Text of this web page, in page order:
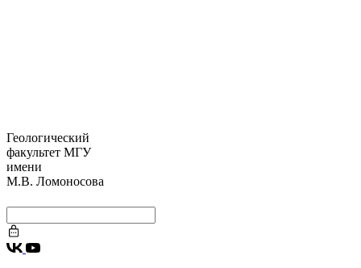
Геологический
факультет МГУ
имени
М.В. Ломоносова